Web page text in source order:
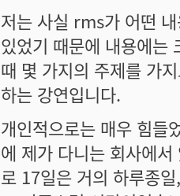
저는 사실 rms가 어떤
있었기 때문에 내용에는
때 몇 가지의 주제를 가
하는 강연입니다.
개인적으로는 매우 힘들
에 제가 다니는 회사에
로 17일은 거의 하루종